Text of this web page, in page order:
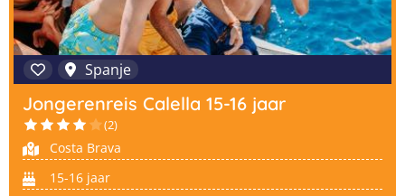
Spanje
Jongerenreis Calella 15-16 jaar
(2)
Costa Brava
15-16 jaar